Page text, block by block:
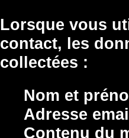
Lorsque vous
contact, les
collectées :
Nom et
Adresse
Contenu du